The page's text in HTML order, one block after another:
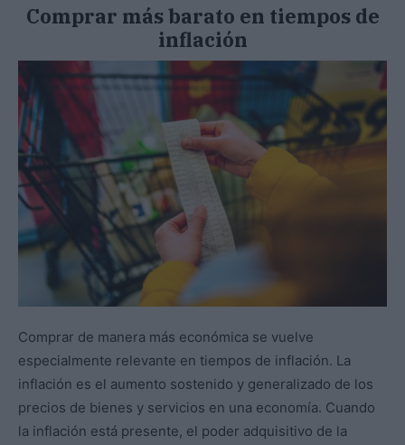
Comprar más barato en tiempos de
inflación
Comprar de manera más económica se vuelve
especialmente relevante en tiempos de inflación. La
inflación es el aumento sostenido y generalizado de los
precios de bienes y servicios en una economía. Cuando
la inflación está presente, el poder adquisitivo de la